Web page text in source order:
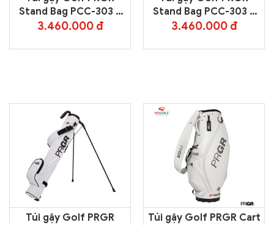
Stand Bag PCC-303 –
Pink
3.460.000 đ
Stand Bag PCC-303 –
Navy
3.460.000 đ
Túi gậy Golf PRGR Túi gậy Golf PRGR Cart